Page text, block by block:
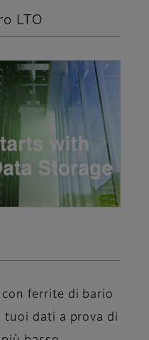
LTO
ferrite di bario
tuoi dati a prova di